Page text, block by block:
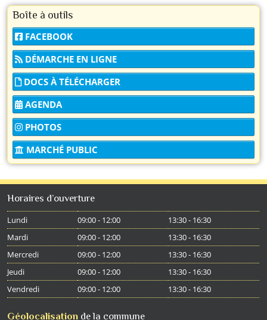
Boîte à outils
FACEBOOK
DÉMARCHE EN LIGNE
DOCS À TÉLÉCHARGER
AGENDA
PHOTOS
MARCHÉ PUBLIC
Horaires d’ouverture
Lundi 09:00 - 12:00
13:30 - 16:30
Mardi
09:00 - 12:00
13:30 - 16:30
Mercredi
09:00 - 12:00
13:30 - 16:30
Jeudi
09:00 - 12:00
13:30 - 16:30
Vendredi
09:00 - 12:00 13:30 - 16:30
Géolocalisation de la commune